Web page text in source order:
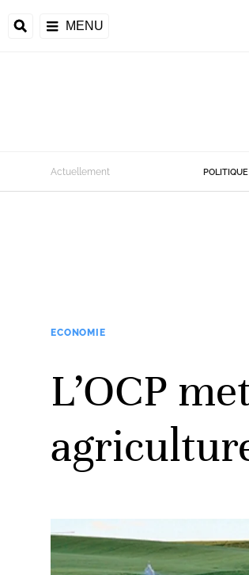
MENU
Actuellement POLITIQUE
ECONOMIE
L’OCP